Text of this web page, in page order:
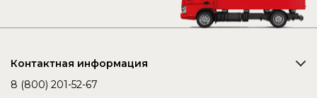
Контактная информация
8 (800) 201-52-67